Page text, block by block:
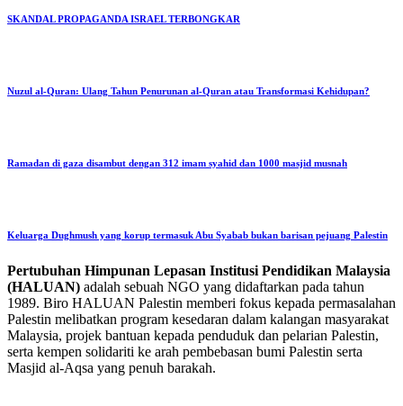
SKANDAL PROPAGANDA ISRAEL TERBONGKAR
Nuzul al-Quran: Ulang Tahun Penurunan al-Quran atau Transformasi Kehidupan?
Ramadan di gaza disambut dengan 312 imam syahid dan 1000 masjid musnah
Keluarga Dughmush yang korup termasuk Abu Syabab bukan barisan pejuang Palestin
Pertubuhan Himpunan Lepasan Institusi Pendidikan Malaysia
(HALUAN) adalah sebuah NGO yang didaftarkan pada tahun
1989. Biro HALUAN Palestin memberi fokus kepada permasalahan
Palestin melibatkan program kesedaran dalam kalangan masyarakat
Malaysia, projek bantuan kepada penduduk dan pelarian Palestin,
serta kempen solidariti ke arah pembebasan bumi Palestin serta
Masjid al-Aqsa yang penuh barakah.